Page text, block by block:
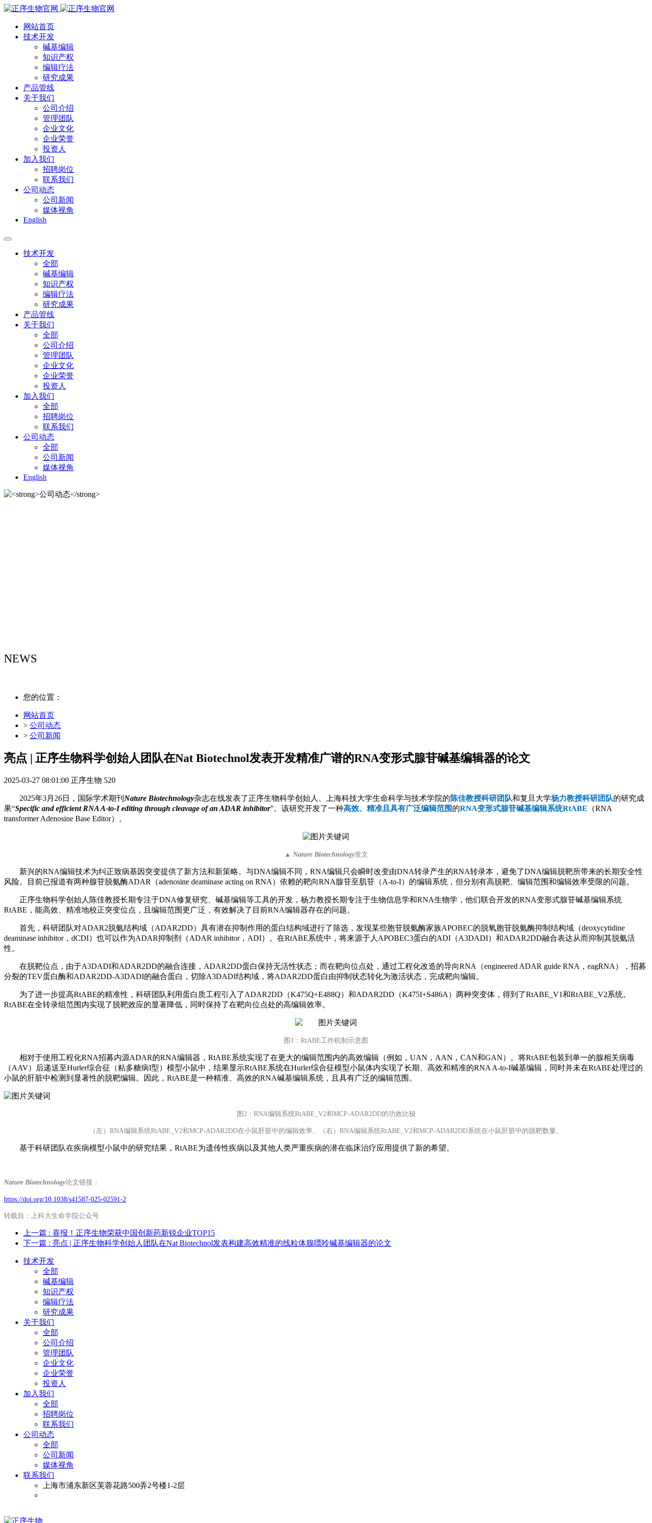
网站首页
技术开发
碱基编辑
知识产权
编辑疗法
研究成果
产品管线
关于我们
公司介绍
管理团队
企业文化
企业荣誉
投资人
加入我们
招聘岗位
联系我们
公司动态
公司新闻
媒体视角
English
技术开发
全部
碱基编辑
知识产权
编辑疗法
研究成果
产品管线
关于我们
全部
公司介绍
管理团队
企业文化
企业荣誉
投资人
加入我们
全部
招聘岗位
联系我们
公司动态
全部
公司新闻
媒体视角
English
NEWS
您的位置：
网站首页
> 公司动态
> 公司新闻
亮点 | 正序生物科学创始人团队在Nat Biotechnol发表开发精准广谱的RNA变形式腺苷碱基编辑器的论文
2025-03-27 08:01:00 正序生物 520
2025年3月26日，国际学术期刊 Nature Biotechnology杂志在线发表了正序生物科学创始人、上海科技大学生命科学与技术学院的陈佳教授科研团队和复旦大学杨力教授科研团队的研究成
果“Specific and efficient RNA A-to-I editing through cleavage of an ADAR inhibitor”。该研究开发了一种高效、精准且具有广泛编辑范围 的RNA变形式腺苷碱基编辑系统RtABE （RNA
transformer Adenosine Base Editor）。
▲ Nature Biotechnology发文
新兴的RNA编辑技术为纠正致病基因突变提供了新方法和新策略。与DNA编辑不同，RNA编辑只会瞬时改变由DNA转录产生的RNA转录本，避免了DNA编辑脱靶所带来的长期安全性
风险。目前已报道有两种腺苷脱氨酶ADAR（adenosine deaminase acting on RNA）依赖的靶向RNA腺苷至肌苷（A-to-I）的编辑系统，但分别有高脱靶、编辑范围和编辑效率受限的问题。
正序生物科学创始人陈佳教授长期专注于DNA修复研究、碱基编辑等工具的开发，杨力教授长期专注于生物信息学和RNA生物学，他们联合开发的RNA变形式腺苷碱基编辑系统
RtABE，能高效、精准地校正突变位点，且编辑范围更广泛，有效解决了目前RNA编辑器存在的问题。
首先，科研团队对ADAR2脱氨结构域（ADAR2DD）具有潜在抑制作用的蛋白结构域进行了筛选，发现某些胞苷脱氨酶家族APOBEC的脱氧胞苷脱氨酶抑制结构域（deoxycytidine
deaminase inhibitor，dCDI）也可以作为ADAR抑制剂（ADAR inhibitor，ADI）。在RtABE系统中，将来源于人APOBEC3蛋白的ADI（A3DADI）和ADAR2DD融合表达从而抑制其脱氨活
性。
在脱靶位点，由于A3DADI和ADAR2DD的融合连接，ADAR2DD蛋白保持无活性状态；而在靶向位点处，通过工程化改造的导向RNA（engineered ADAR guide RNA，eagRNA），招募
分裂的TEV蛋白酶和ADAR2DD-A3DADI的融合蛋白，切除A3DADI结构域，将ADAR2DD蛋白由抑制状态转化为激活状态，完成靶向编辑。
为了进一步提高RtABE的精准性，科研团队利用蛋白质工程引入了ADAR2DD（K475Q+E488Q）和ADAR2DD（K475I+S486A）两种突变体，得到了RtABE_V1和RtABE_V2系统。
RtABE在全转录组范围内实现了脱靶效应的显著降低，同时保持了在靶向位点处的高编辑效率。
图1：RtABE工作机制示意图
相对于使用工程化RNA招募内源ADAR的RNA编辑器，RtABE系统实现了在更大的编辑范围内的高效编辑（例如，UAN，AAN，CAN和GAN）。将RtABE包装到单一的腺相关病毒
（AAV）后递送至Hurler综合征（粘多糖病I型）模型小鼠中，结果显示RtABE系统在Hurler综合征模型小鼠体内实现了长期、高效和精准的RNA A-to-I碱基编辑，同时并未在RtABE处理过的
小鼠的肝脏中检测到显著性的脱靶编辑。因此，RtABE是一种精准、高效的RNA碱基编辑系统，且具有广泛的编辑范围。
图2：RNA编辑系统RtABE_V2和MCP-ADAR2DD的功效比较
（左）RNA编辑系统RtABE_V2和MCP-ADAR2DD在小鼠肝脏中的编辑效率。（右）RNA编辑系统RtABE_V2和MCP-ADAR2DD系统在小鼠肝脏中的脱靶数量。
基于科研团队在疾病模型小鼠中的研究结果，RtABE为遗传性疾病以及其他人类严重疾病的潜在临床治疗应用提供了新的希望。
Nature Biotechnology论文链接：
https://doi.org/10.1038/s41587-025-02591-2
转载自：上科大生命学院公众号
上一篇 : 喜报！正序生物荣获中国创新药新锐企业TOP15
下一篇 : 亮点 | 正序生物科学创始人团队在Nat Biotechnol发表构建高效精准的线粒体腺嘌呤碱基编辑器的论文
技术开发
全部
碱基编辑
知识产权
编辑疗法
研究成果
关于我们
全部
公司介绍
管理团队
企业文化
企业荣誉
投资人
加入我们
全部
招聘岗位
联系我们
公司动态
全部
公司新闻
媒体视角
联系我们
上海市浦东新区芙蓉花路500弄2号楼1-2层